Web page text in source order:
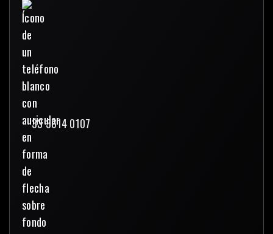
33 3614 0107